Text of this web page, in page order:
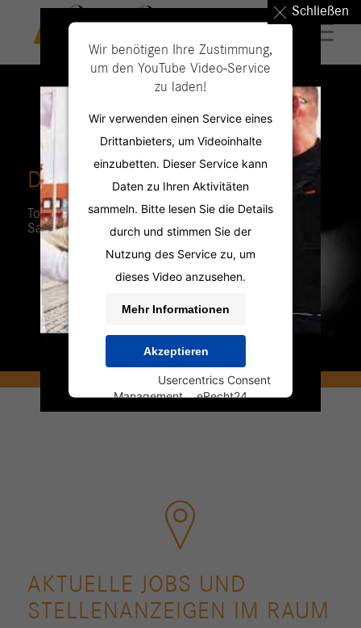
Schließen
Wir benötigen Ihre Zustimmung,
um den YouTube Video-Service
zu laden!
Wir verwenden einen Service eines
Drittanbieters, um Videoinhalte
einzubetten. Dieser Service kann
Daten zu Ihren Aktivitäten
sammeln. Bitte lesen Sie die Details
durch und stimmen Sie der
Nutzung des Service zu, um
dieses Video anzusehen.
Mehr Informationen
Akzeptieren
Usercentrics Consent
Management&eRecht24
DIE PERSONAL PROFILER
Top Jobs in
Sangerhausen
AKTUELLE JOBS UND
STELLENANZEIGEN IM RAUM